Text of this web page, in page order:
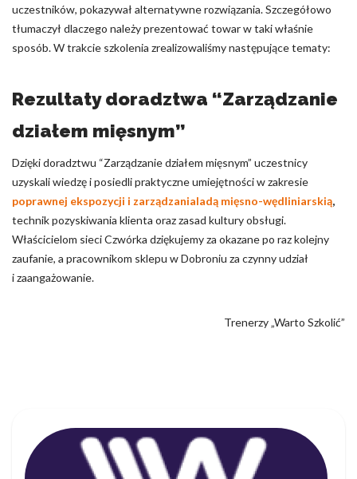
uczestników, pokazywał alternatywne rozwiązania. Szczegółowo
tłumaczył dlaczego należy prezentować towar w taki właśnie
sposób.W trakcie szkolenia zrealizowaliśmy następujące tematy:
Rezultaty doradztwa “Zarządzanie
działem mięsnym”
Dzięki doradztwu “Zarządzanie działem mięsnym” uczestnicy
uzyskali wiedzę i posiedli praktyczne umiejętności w zakresie
poprawnej ekspozycji i zarządzanialadą mięsno-wędliniarskią,
technik pozyskiwania klienta oraz zasad kultury obsługi.
Właścicielom sieci Czwórka dziękujemy za okazane po raz kolejny
zaufanie, a pracownikom sklepu w Dobroniu za czynny udział
i zaangażowanie.
Trenerzy „Warto Szkolić”